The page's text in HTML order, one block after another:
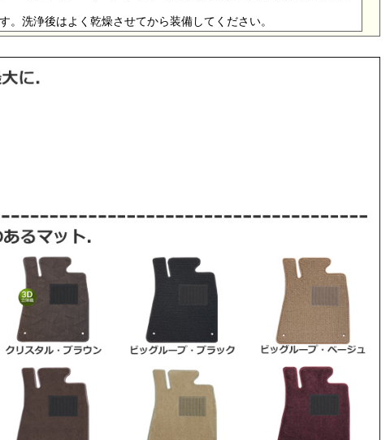
。洗浄後はよく乾燥させてから装備してください。